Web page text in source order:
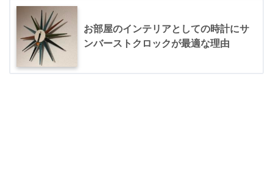
お部屋のインテリアとしての時計にサ
ンバーストクロックが最適な理由